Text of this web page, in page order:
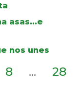
asas...e
nos unes
8 ... 28